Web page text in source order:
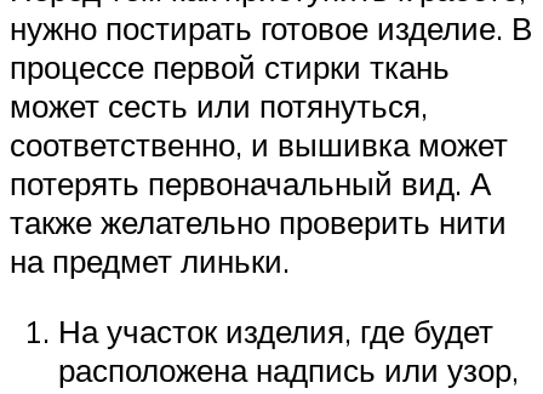
нужно постирать готовое изделие. В
процессе первой стирки ткань
может сесть или потянуться,
соответственно, и вышивка может
потерять первоначальный вид. А
также желательно проверить нити
на предмет линьки.
На участок изделия, где будет
расположена надпись или узор,